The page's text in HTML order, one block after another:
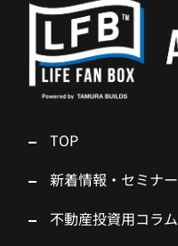
TOP
新着情報・セミナー
不動産投資用コラム